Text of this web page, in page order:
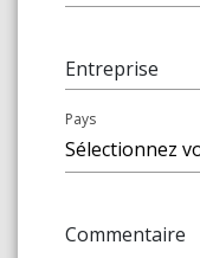
Entreprise
Pays
Commentaire